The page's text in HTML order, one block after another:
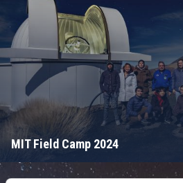
MIT Field Camp 2024